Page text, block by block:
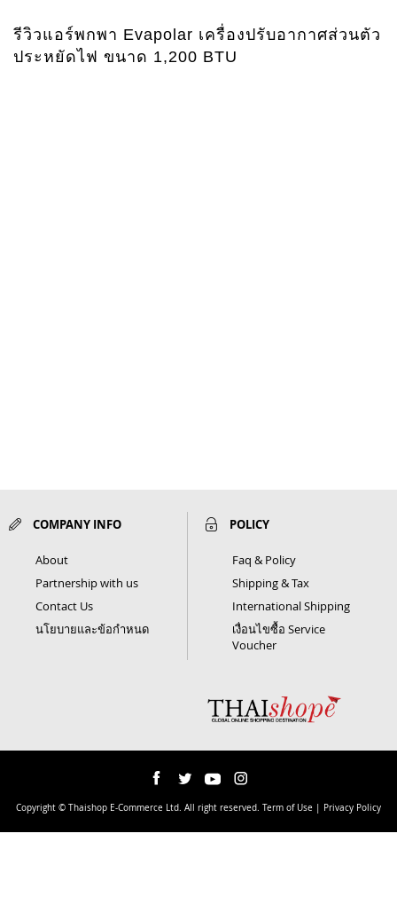
รีวิวแอร์พกพา Evapolar เครื่องปรับอากาศส่วนตัว
ประหยัดไฟ ขนาด 1,200 BTU
COMPANY INFO
About
Partnership with us
Contact Us
นโยบายและข้อกำหนด
POLICY
Faq & Policy
Shipping & Tax
International Shipping
เงื่อนไขซื้อ Service
Voucher
Copyright © Thaishop E-Commerce Ltd. All right reserved. Term of Use | Privacy Policy